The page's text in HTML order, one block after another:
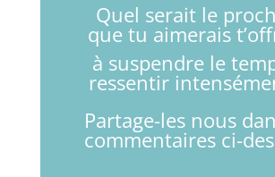
Quel serait le
que tu aimerais
à suspendre le
ressentir
Partage-les nous
commentaires ci-